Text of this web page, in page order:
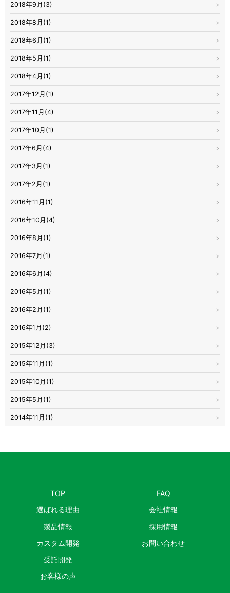
2018年9月(3)
2018年8月(1)
2018年6月(1)
2018年5月(1)
2018年4月(1)
2017年12月(1)
2017年11月(4)
2017年10月(1)
2017年6月(4)
2017年3月(1)
2017年2月(1)
2016年11月(1)
2016年10月(4)
2016年8月(1)
2016年7月(1)
2016年6月(4)
2016年5月(1)
2016年2月(1)
2016年1月(2)
2015年12月(3)
2015年11月(1)
2015年10月(1)
2015年5月(1)
2014年11月(1)
TOP
選ばれる理由
製品情報
カスタム開発
受託開発
お客様の声
FAQ
会社情報
採用情報
お問い合わせ